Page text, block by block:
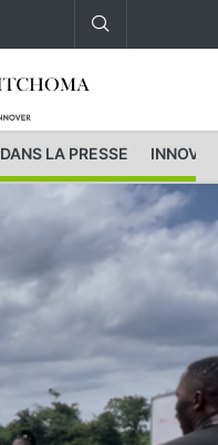
DANS LA PRESSE